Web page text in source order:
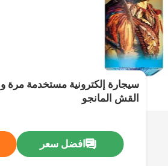
القش المانجو
افضل سعر